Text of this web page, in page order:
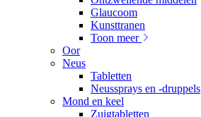
Glaucoom
Kunsttranen
Toon meer
Oor
Neus
Tabletten
Neussprays en -druppels
Mond en keel
Zuigtabletten